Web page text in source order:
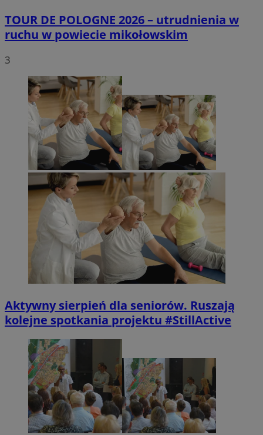
TOUR DE POLOGNE 2026 – utrudnienia w
ruchu w powiecie mikołowskim
3
Aktywny sierpień dla seniorów. Ruszają
kolejne spotkania projektu #StillActive